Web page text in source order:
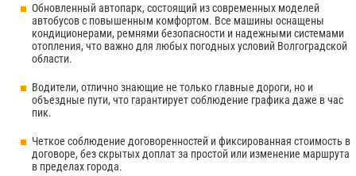
Обновленный автопарк, состоящий из современных моделей
автобусов с повышенным комфортом. Все машины оснащены
кондиционерами, ремнями безопасности и надежными системами
отопления, что важно для любых погодных условий Волгоградской
области.
Водители, отлично знающие не только главные дороги, но и
объездные пути, что гарантирует соблюдение графика даже в час
пик.
Четкое соблюдение договоренностей и фиксированная стоимость в
договоре, без скрытых доплат за простой или изменение маршрута
в пределах города.